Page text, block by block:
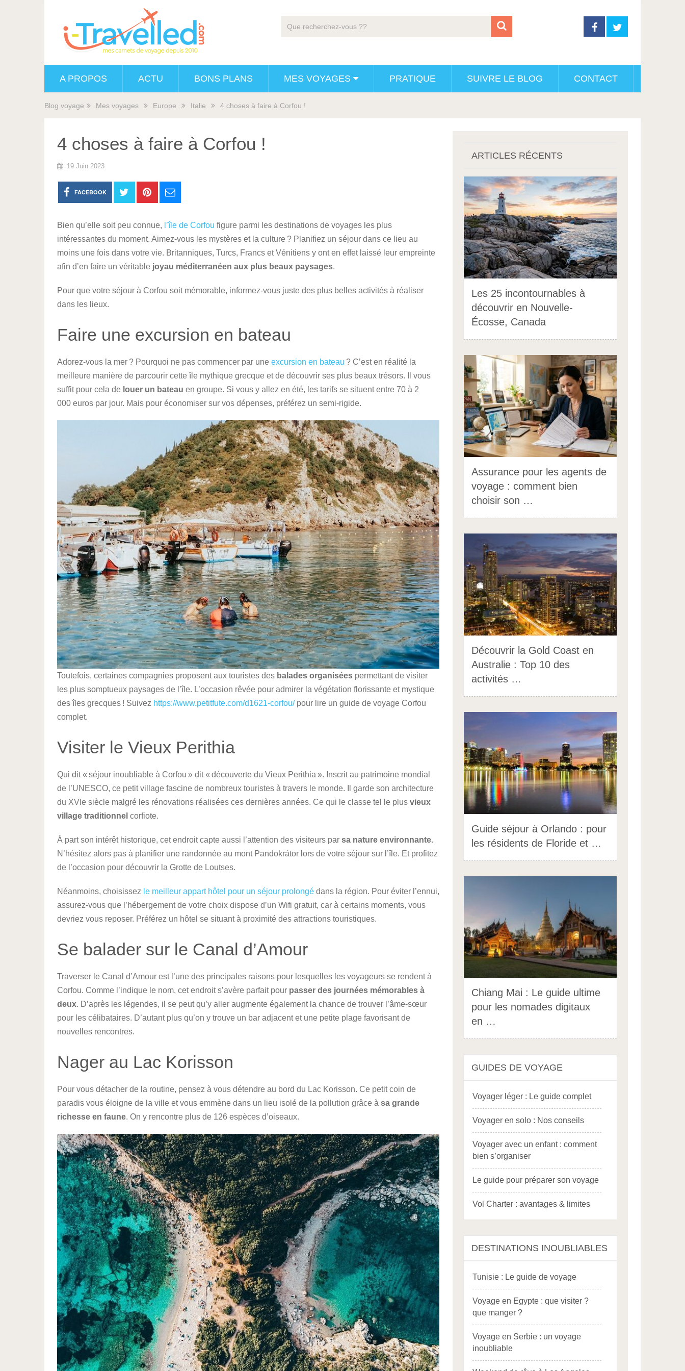
A PROPOS ACTU BONS PLANS MES VOYAGES PRATIQUE SUIVRE LE BLOG CONTACT
Blog voyage Mes voyages Europe Italie 4 choses à faire à Corfou !
4 choses à faire à Corfou !
19 Juin 2023
FACEBOOK
Bien qu’elle soit peu connue, l’île de Corfou figure parmi les destinations de voyages les plus
intéressantes du moment. Aimez-vous les mystères et la culture ? Planifiez un séjour dans ce lieu au
moins une fois dans votre vie. Britanniques, Turcs, Francs et Vénitiens y ont en effet laissé leur empreinte
afin d’en faire un véritable joyau méditerranéen aux plus beaux paysages.
Pour que votre séjour à Corfou soit mémorable, informez-vous juste des plus belles activités à réaliser
dans les lieux.
Faire une excursion en bateau
Adorez-vous la mer ? Pourquoi ne pas commencer par une excursion en bateau ? C’est en réalité la
meilleure manière de parcourir cette île mythique grecque et de découvrir ses plus beaux trésors. Il vous
suffit pour cela de louer un bateau en groupe. Si vous y allez en été, les tarifs se situent entre 70 à 2
000 euros par jour. Mais pour économiser sur vos dépenses, préférez un semi-rigide.
Toutefois, certaines compagnies proposent aux touristes des balades organisées permettant de visiter
les plus somptueux paysages de l’île. L’occasion rêvée pour admirer la végétation florissante et mystique
des îles grecques ! Suivez https://www.petitfute.com/d1621-corfou/pour lire un guide de voyage Corfou
complet.
Visiter le Vieux Perithia
Qui dit « séjour inoubliable à Corfou » dit « découverte du Vieux Perithia ». Inscrit au patrimoine mondial
de l’UNESCO, ce petit village fascine de nombreux touristes à travers le monde. Il garde son architecture
du XVIe siècle malgré les rénovations réalisées ces dernières années. Ce qui le classe tel le plus vieux
village traditionnel corfiote.
À part son intérêt historique, cet endroit capte aussi l’attention des visiteurs par sa nature environnante.
N’hésitez alors pas à planifier une randonnée au mont Pandokrátor lors de votre séjour sur l’île. Et profitez
de l’occasion pour découvrir la Grotte de Loutses.
Néanmoins, choisissez le meilleur appart hôtel pour un séjour prolongé dans la région. Pour éviter l’ennui,
assurez-vous que l’hébergement de votre choix dispose d’un Wifi gratuit, car à certains moments, vous
devriez vous reposer. Préférez un hôtel se situant à proximité des attractions touristiques.
Se balader sur le Canal d’Amour
Traverser le Canal d’Amour est l’une des principales raisons pour lesquelles les voyageurs se rendent à
Corfou. Comme l’indique le nom, cet endroit s’avère parfait pour passer des journées mémorables à
deux. D’après les légendes, il se peut qu’y aller augmente également la chance de trouver l’âme-sœur
pour les célibataires. D’autant plus qu’on y trouve un bar adjacent et une petite plage favorisant de
nouvelles rencontres.
Nager au Lac Korisson
Pour vous détacher de la routine, pensez à vous détendre au bord du Lac Korisson. Ce petit coin de
paradis vous éloigne de la ville et vous emmène dans un lieu isolé de la pollution grâce à sa grande
richesse en faune. On y rencontre plus de 126 espèces d’oiseaux.
ARTICLES RÉCENTS
Les 25 incontournables à
découvrir en Nouvelle-
Écosse, Canada
Assurance pour les agents de
voyage : comment bien
choisir son …
Découvrir la Gold Coast en
Australie : Top 10 des
activités …
Guide séjour à Orlando : pour
les résidents de Floride et …
Chiang Mai : Le guide ultime
pour les nomades digitaux
en …
GUIDES DE VOYAGE
Voyager léger : Le guide complet
Voyager en solo : Nos conseils
Voyager avec un enfant : comment
bien s’organiser
Le guide pour préparer son voyage
Vol Charter : avantages & limites
DESTINATIONS INOUBLIABLES
Tunisie : Le guide de voyage
Voyage en Egypte : que visiter ?
que manger ?
Voyage en Serbie : un voyage
inoubliable